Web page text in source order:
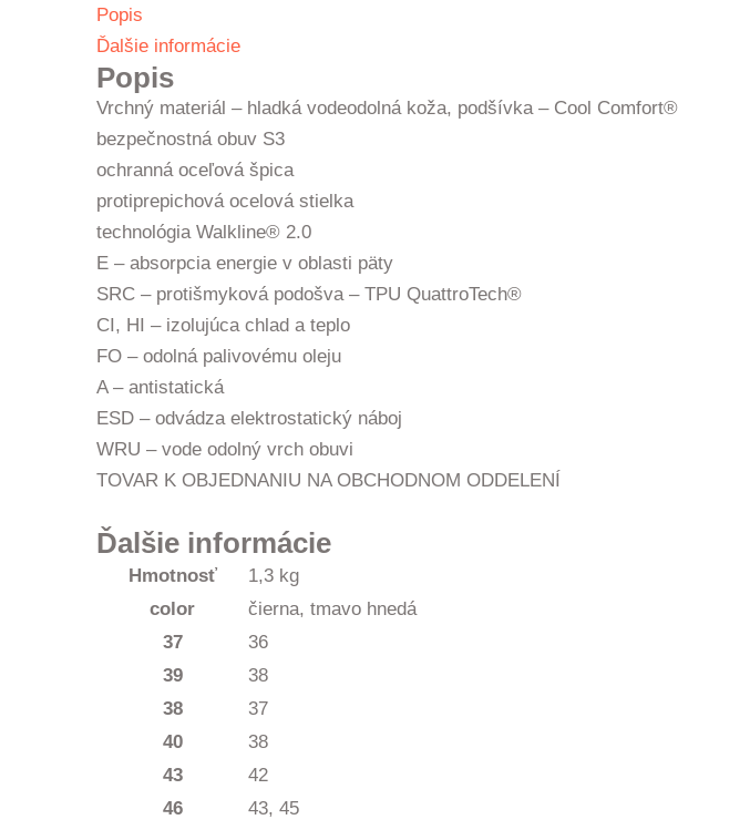
Popis
Ďalšie informácie
Popis
Vrchný materiál – hladká vodeodolná koža, podšívka – Cool Comfort®
bezpečnostná obuv S3
ochranná oceľová špica
protiprepichová ocelová stielka
technológia Walkline® 2.0
E – absorpcia energie v oblasti päty
SRC – protišmyková podošva – TPU QuattroTech®
CI, HI – izolujúca chlad a teplo
FO – odolná palivovému oleju
A – antistatická
ESD – odvádza elektrostatický náboj
WRU – vode odolný vrch obuvi
TOVAR K OBJEDNANIU NA OBCHODNOM ODDELENÍ
Ďalšie informácie
Hmotnosť
1,3 kg
color
čierna, tmavo hnedá
37
36
39
38
38
37
40
38
43
42
46
43, 45